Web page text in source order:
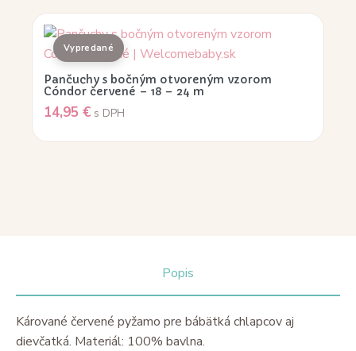
Pančuchy s bočným otvoreným vzorom
Cóndor červené – 18 – 24 m
14,95 € s DPH
Popis
Kárované červené pyžamo pre bábätká chlapcov aj
dievčatká. Materiál: 100% bavlna.